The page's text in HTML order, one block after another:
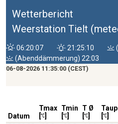
Wetterbericht
Weerstation Tielt
06:20:07 21:25:10
(Abenddämmerung) 22:03
06-08-2026 11:35:00 (CEST)
Datum
Tmax Tmin
T Ø